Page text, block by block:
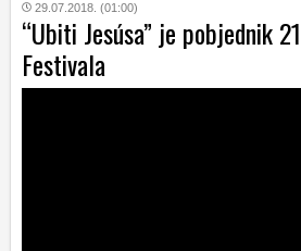
29.07.2018. (01:00)
“Ubiti Jesúsa” je pobjednik
Festivala